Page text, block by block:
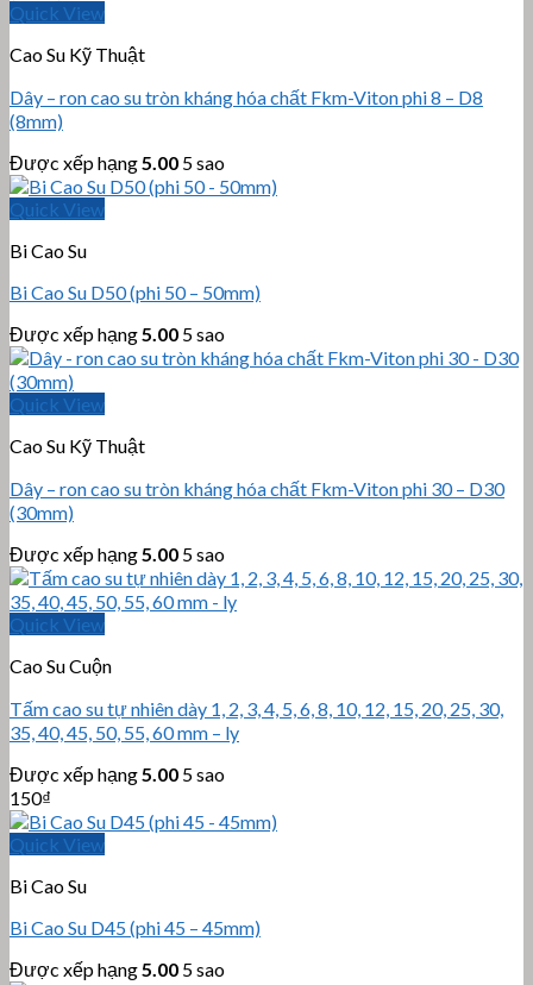
Quick View
Cao Su Kỹ Thuật
Dây – ron cao su tròn kháng hóa chất Fkm-Viton phi 8 – D8
(8mm)
Được xếp hạng5.00 5 sao
Quick View
Bi Cao Su
Bi Cao Su D50 (phi 50 – 50mm)
Được xếp hạng5.00 5 sao
Quick View
Cao Su Kỹ Thuật
Dây – ron cao su tròn kháng hóa chất Fkm-Viton phi 30 – D30
(30mm)
Được xếp hạng5.00 5 sao
Quick View
Cao Su Cuộn
Tấm cao su tự nhiên dày 1, 2, 3, 4, 5, 6, 8, 10, 12, 15, 20, 25, 30,
35, 40, 45, 50, 55, 60 mm – ly
Được xếp hạng5.00 5 sao
150₫
Quick View
Bi Cao Su
Bi Cao Su D45 (phi 45 – 45mm)
Được xếp hạng5.00 5 sao